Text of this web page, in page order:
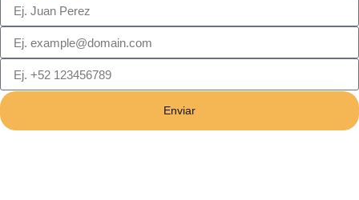
Enviar